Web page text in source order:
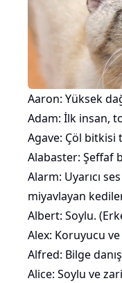
Aaron: Yüksek
Adam: İlk insan,
Agave: Çöl bitkisi
Alabaster: Şeffaf
Alarm: Uyarıcı
miyavlayan
Albert: Soylu.
Alex: Koruyucu
Alfred: Bilge
Alice: Soylu ve